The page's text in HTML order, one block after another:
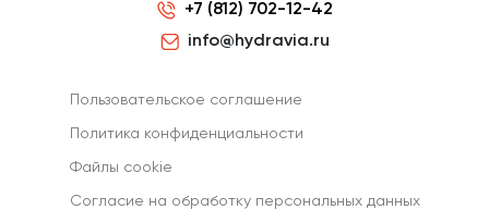
+7 (812) 702-12-42
info@hydravia.ru
Пользовательское соглашение
Политика конфиденциальности
Файлы cookie
Согласиe на обработку персональных данных